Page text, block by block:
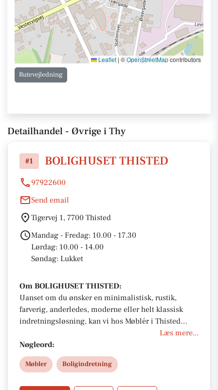
Leaflet | ©OpenStreetMapcontributors
Rutevejledning
Detailhandel - Øvrige i Thy
#1 BOLIGHUSET THISTED
97922600
Send email
Tigervej 1, 7700 Thisted
Mandag - Fredag: 10.00 - 17.30
Lørdag: 10.00 - 14.00
Søndag: Lukket
Om BOLIGHUSET THISTED:
Uanset om du ønsker en minimalistisk, rustik,
farverig, anderledes, moderne eller helt klassisk
indretningsløsning, kan vi hos Møblér i Thisted
hjælpe dig den rette vej. Vi kan hjælpe med alle
typer indretningsløsninger, da vores udvalg af
møbler og boligtilbehør spænder bredt. Fælles for
dem alle er dog, at de er udvalgt efter høje krav og
Læs mere...
Nøgleord:
Møbler Boligindretning